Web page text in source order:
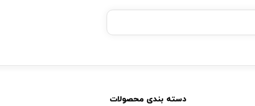
خرید قسطی با ترب‌پی
دسته بندی محصولات